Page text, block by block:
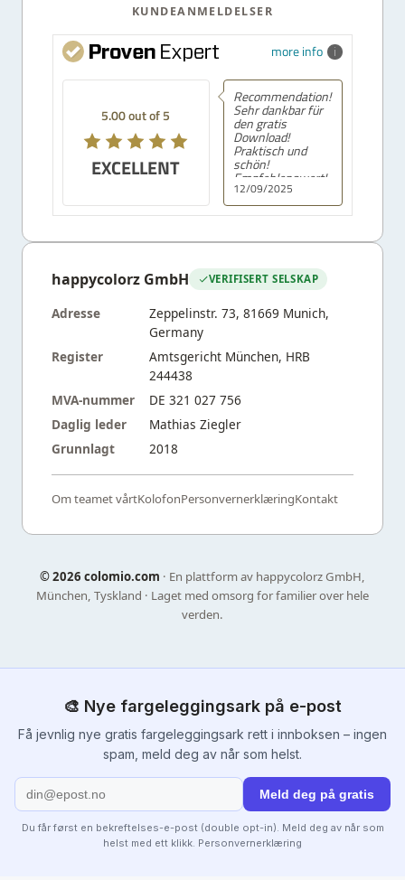
KUNDEANMELDELSER
more info
5.00 out of 5
EXCELLENT
12/09/2025
Recommendation!
Sehr dankbar für
den gratis
Download!
Praktisch und
schön!
Empfehlenswert!
happycolorz GmbH VERIFISERT SELSKAP
Adresse
Zeppelinstr. 73, 81669 Munich,
Germany
Register
Amtsgericht München, HRB
244438
MVA-nummer
DE 321 027 756
Daglig leder
Mathias Ziegler
Grunnlagt
2018
Om teamet vårtKolofonPersonvernerklæringKontakt
©2026 colomio.com · En plattform av happycolorz GmbH,
München, Tyskland · Laget med omsorg for familier over hele
verden.
🎨 Nye fargeleggingsark på e-post
Få jevnlig nye gratis fargeleggingsark rett i innboksen – ingen
spam, meld deg av når som helst.
Meld deg på gratis
Du får først en bekreftelses-e-post (double opt-in). Meld deg av når som
helst med ett klikk. Personvernerklæring